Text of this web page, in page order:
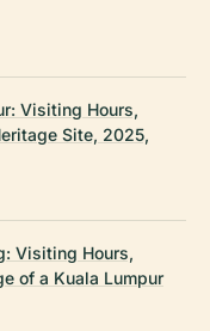
Visiting Hours,
Site, 2025,
Visiting Hours,
of a Kuala Lumpur